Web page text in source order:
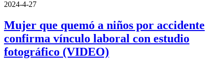
2024-4-27
Mujer que quemó a niños por accidente
confirma vínculo laboral con estudio
fotográfico (VIDEO)